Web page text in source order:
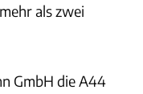
als zwei
GmbH die A44